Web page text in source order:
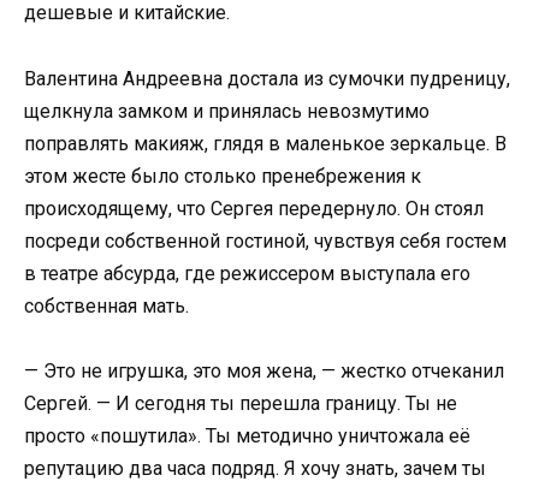
дешевые и китайские.
Валентина Андреевна достала из сумочки пудреницу,
щелкнула замком и принялась невозмутимо
поправлять макияж, глядя в маленькое зеркальце. В
этом жесте было столько пренебрежения к
происходящему, что Сергея передернуло. Он стоял
посреди собственной гостиной, чувствуя себя гостем
в театре абсурда, где режиссером выступала его
собственная мать.
— Это не игрушка, это моя жена, — жестко отчеканил
Сергей. — И сегодня ты перешла границу. Ты не
просто «пошутила». Ты методично уничтожала её
репутацию два часа подряд. Я хочу знать, зачем ты